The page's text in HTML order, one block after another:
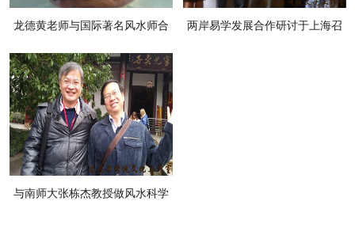
龙德黄老师与国际著名风水师合
两岸易学发展合作研讨于上海召
与南师大张栋杰教授做风水科学